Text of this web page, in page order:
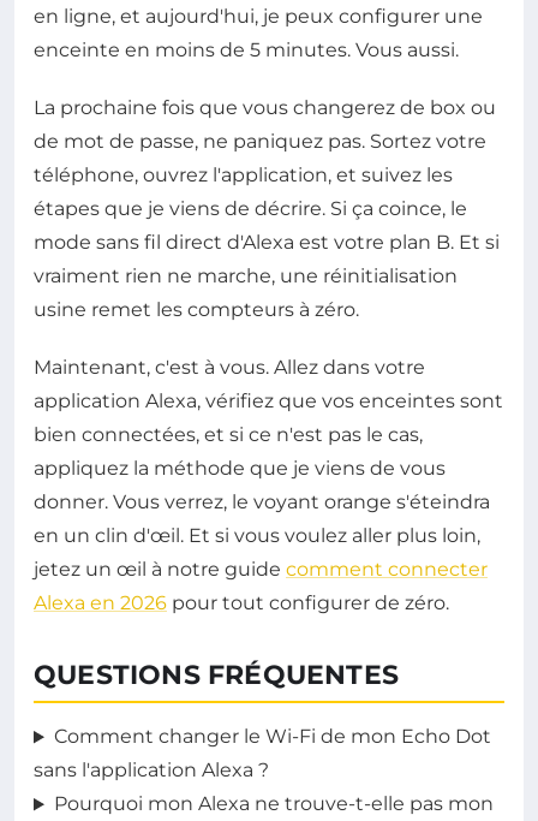
en ligne, et aujourd'hui, je peux configurer une
enceinte en moins de 5 minutes. Vous aussi.
La prochaine fois que vous changerez de box ou
de mot de passe, ne paniquez pas. Sortez votre
téléphone, ouvrez l'application, et suivez les
étapes que je viens de décrire. Si ça coince, le
mode sans fil direct d'Alexa est votre plan B. Et si
vraiment rien ne marche, une réinitialisation
usine remet les compteurs à zéro.
Maintenant, c'est à vous. Allez dans votre
application Alexa, vérifiez que vos enceintes sont
bien connectées, et si ce n'est pas le cas,
appliquez la méthode que je viens de vous
donner. Vous verrez, le voyant orange s'éteindra
en un clin d'œil. Et si vous voulez aller plus loin,
jetez un œil à notre guide comment connecter
Alexa en 2026 pour tout configurer de zéro.
QUESTIONS FRÉQUENTES
Comment changer le Wi-Fi de mon Echo Dot
sans l'application Alexa ?
Pourquoi mon Alexa ne trouve-t-elle pas mon